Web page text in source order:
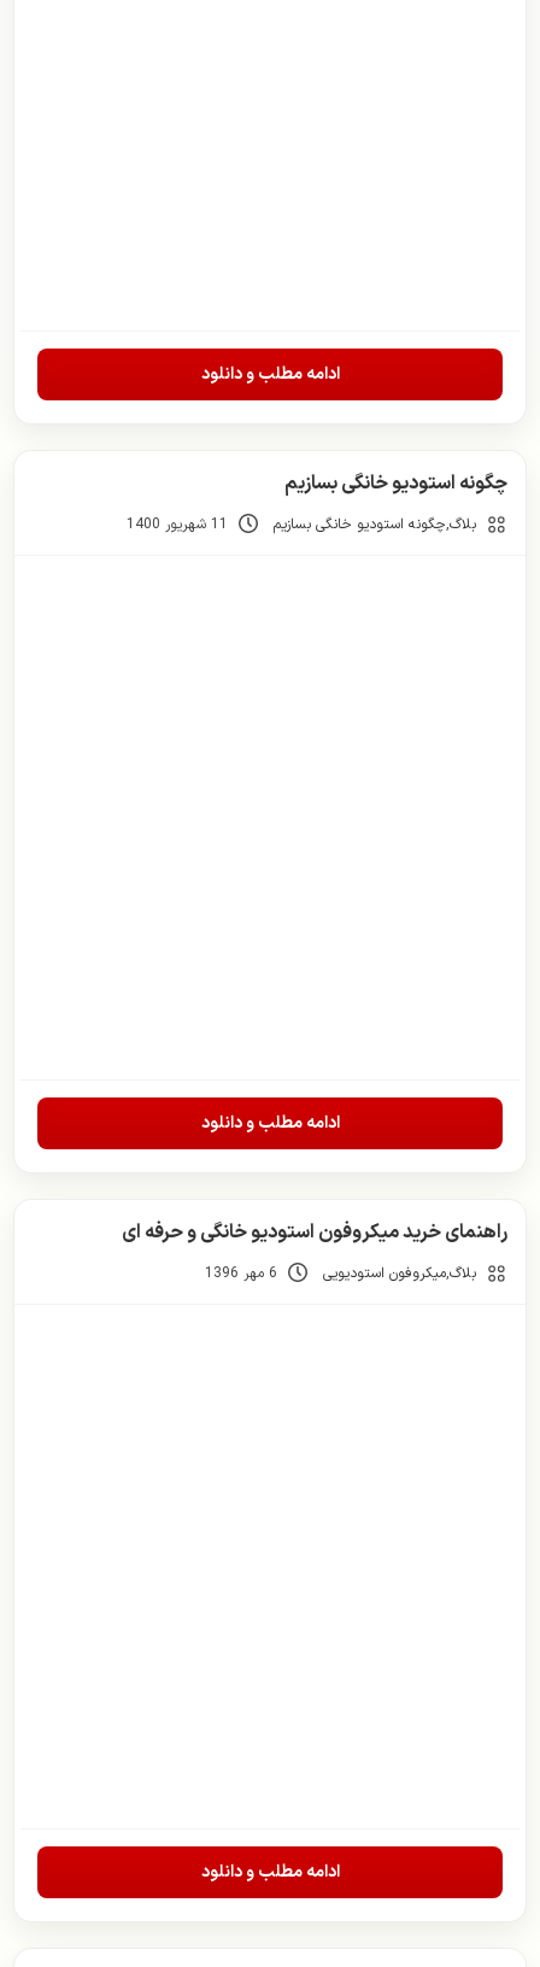
ادامه مطلب و دانلود
چگونه استودیو خانگی بسازیم
بلاگ,چگونه استودیو خانگی بسازیم 11 شهریور 1400
ادامه مطلب و دانلود
راهنمای خرید میکروفون استودیو خانگی و حرفه ای
بلاگ,میکروفون استودیویی 6 مهر 1396
ادامه مطلب و دانلود